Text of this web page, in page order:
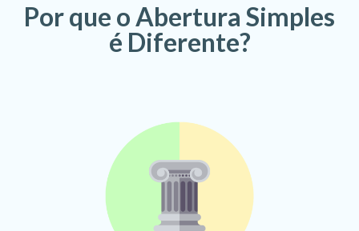
Por que o Abertura Simples
é Diferente?